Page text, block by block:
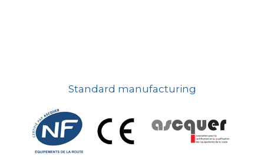
Standard manufacturing